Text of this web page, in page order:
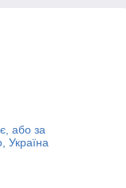
або за
Україна